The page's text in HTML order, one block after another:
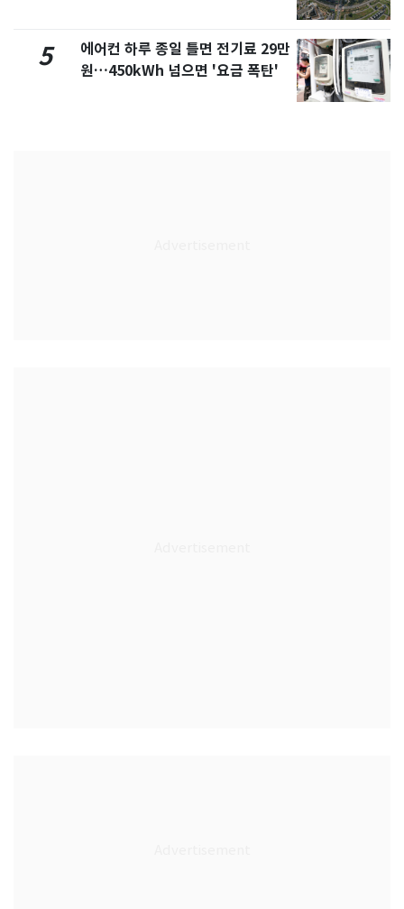
5
에어컨 하루 종일 틀면 전기료 29만
원…450kWh 넘으면 '요금 폭탄'